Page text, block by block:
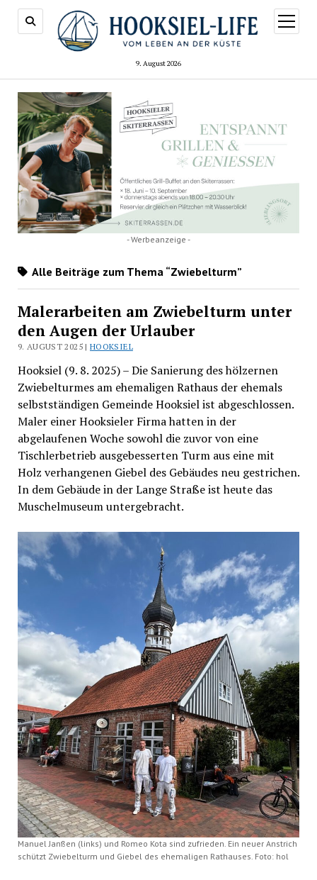
9. August 2026
Menü
öffnen
- Werbeanzeige -
Alle Beiträge zum Thema “Zwiebelturm”
Malerarbeiten am Zwiebelturm unter
den Augen der Urlauber
9. AUGUST 2025 |HOOKSIEL
Hooksiel (9. 8. 2025) – Die Sanierung des hölzernen
Zwiebelturmes am ehemaligen Rathaus der ehemals
selbstständigen Gemeinde Hooksiel ist abgeschlossen.
Maler einer Hooksieler Firma hatten in der
abgelaufenen Woche sowohl die zuvor von eine
Tischlerbetrieb ausgebesserten Turm aus eine mit
Holz verhangenen Giebel des Gebäudes neu gestrichen.
In dem Gebäude in der Lange Straße ist heute das
Muschelmuseum untergebracht.
Manuel Janßen (links) und Romeo Kota sind zufrieden. Ein neuer Anstrich
schützt Zwiebelturm und Giebel des ehemaligen Rathauses. Foto: hol